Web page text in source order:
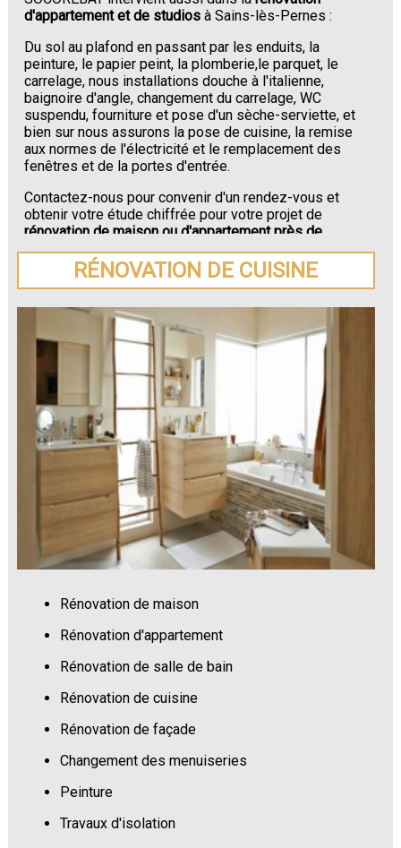
d'appartement et de studios à Sains-lès-Pernes :
Du sol au plafond en passant par les enduits, la
peinture, le papier peint, la plomberie,le parquet, le
carrelage, nous installations douche à l'italienne,
baignoire d'angle, changement du carrelage, WC
suspendu, fourniture et pose d'un sèche-serviette, et
bien sur nous assurons la pose de cuisine, la remise
aux normes de l'électricité et le remplacement des
fenêtres et de la portes d'entrée.
Contactez-nous pour convenir d'un rendez-vous et
obtenir votre étude chiffrée pour votre projet de
rénovation de maison ou d'appartement près de
Sains-lès-Pernes.
RÉNOVATION DE CUISINE
Rénovation de maison
Rénovation d'appartement
Rénovation de salle de bain
Rénovation de cuisine
Rénovation de façade
Changement des menuiseries
Peinture
Travaux d'isolation